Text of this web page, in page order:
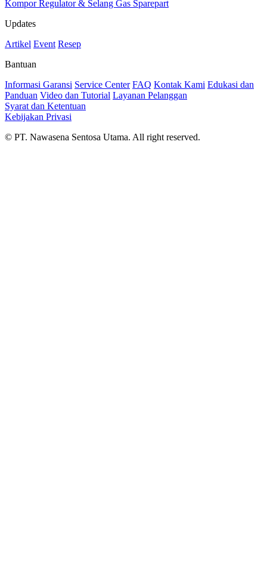
KomporRegulator & Selang Gas Sparepart
Updates
Artikel Event Resep
Bantuan
Informasi Garansi Service Center FAQ Kontak Kami Edukasi dan
Panduan Video dan Tutorial Layanan Pelanggan
Syarat dan Ketentuan
Kebijakan Privasi
© PT. Nawasena Sentosa Utama. All right reserved.